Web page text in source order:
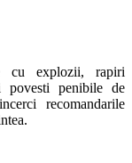
cu explozii, rapiri
povesti penibile de
recomandarile